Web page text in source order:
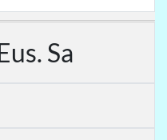
Sa